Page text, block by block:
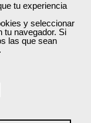
tu experiencia
y seleccionar
tu navegador. Si
las que sean